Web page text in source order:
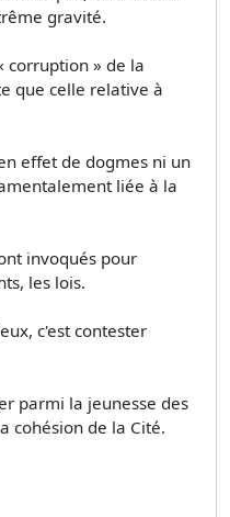
gravité.
corruption » de la
que celle relative à
effet de dogmes ni un
liée à la
invoqués pour
les lois.
c'est contester
parmi la jeunesse des
cohésion de la Cité.